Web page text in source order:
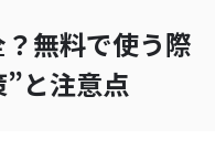
無料で使う際
と注意点